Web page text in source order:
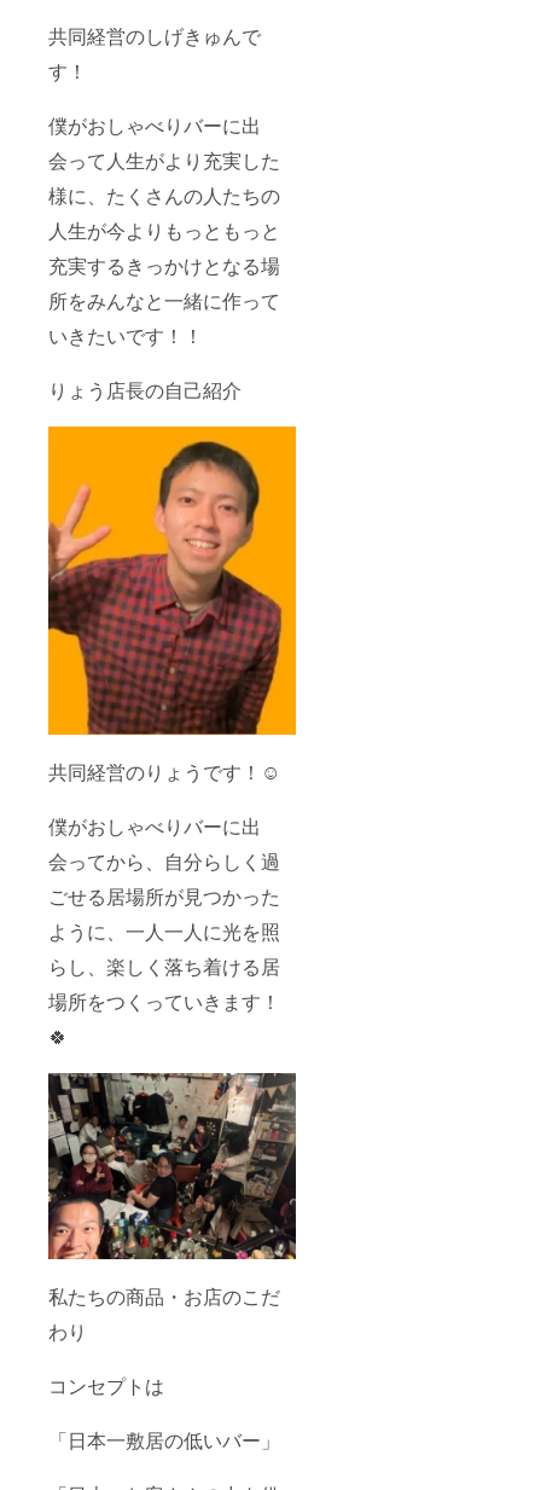
共同経営のしげきゅんで
す！
僕がおしゃべりバーに出
会って人生がより充実した
様に、たくさんの人たちの
人生が今よりもっともっと
充実するきっかけとなる場
所をみんなと一緒に作って
いきたいです！！
りょう店長の自己紹介
共同経営のりょうです！☺
僕がおしゃべりバーに出
会ってから、自分らしく過
ごせる居場所が見つかった
ように、一人一人に光を照
らし、楽しく落ち着ける居
場所をつくっていきます！
🍀
私たちの商品・お店のこだ
わり
コンセプトは
「日本一敷居の低いバー」